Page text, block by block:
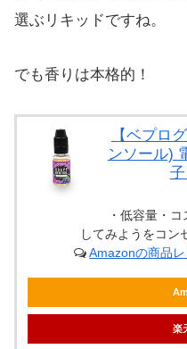
選ぶリキッドですね。
でも香りは本格的！
【ベプロ
ンソール)
・低容量・
してみようをコン
Amazonの商品
楽